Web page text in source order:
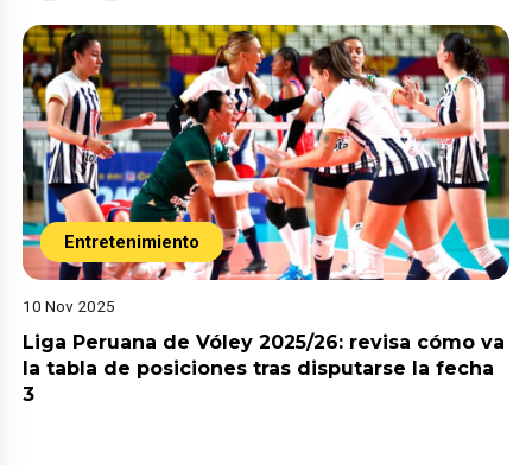
Entretenimiento
10 Nov 2025
Liga Peruana de Vóley 2025/26: revisa cómo va
la tabla de posiciones tras disputarse la fecha
3